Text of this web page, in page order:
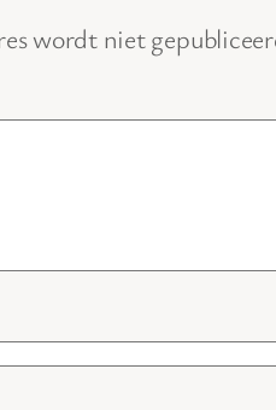
wordt niet